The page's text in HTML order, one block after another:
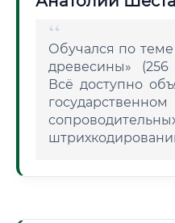
Обучался по
древесины»
Всё доступно